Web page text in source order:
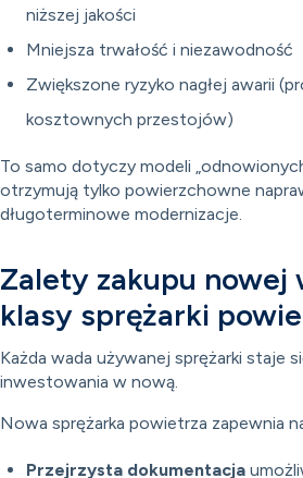
niższej jakości
Mniejsza trwałość i niezawodność
Zwiększone ryzyko nagłej awarii
kosztownych przestojów)
To samo dotyczy modeli
otrzymują tylko powierzchowne
długoterminowe modernizacje.
Zalety zakupu nowej
klasy sprężarki
Każda wada używanej sprężarki staje
inwestowania w nową.
Nowa sprężarka powietrza zapewnia
Przejrzysta dokumentacja